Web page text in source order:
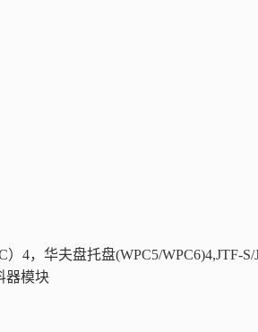
4，华夫盘托盘(WPC5/WPC6)4,JTF-S/
器模块